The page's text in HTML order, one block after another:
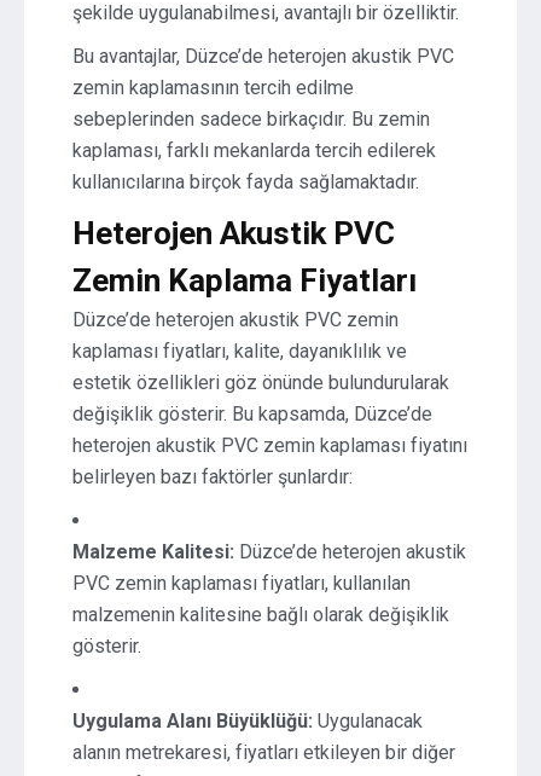
şekilde uygulanabilmesi, avantajlı bir özelliktir.
Bu avantajlar, Düzce’de heterojen akustik PVC
zemin kaplamasının tercih edilme
sebeplerinden sadece birkaçıdır. Bu zemin
kaplaması, farklı mekanlarda tercih edilerek
kullanıcılarına birçok fayda sağlamaktadır.
Heterojen Akustik PVC
Zemin Kaplama Fiyatları
Düzce’de heterojen akustik PVC zemin
kaplaması fiyatları, kalite, dayanıklılık ve
estetik özellikleri göz önünde bulundurularak
değişiklik gösterir. Bu kapsamda, Düzce’de
heterojen akustik PVC zemin kaplaması fiyatını
belirleyen bazı faktörler şunlardır:
Malzeme Kalitesi: Düzce’de heterojen akustik
PVC zemin kaplaması fiyatları, kullanılan
malzemenin kalitesine bağlı olarak değişiklik
gösterir.
Uygulama Alanı Büyüklüğü: Uygulanacak
alanın metrekaresi, fiyatları etkileyen bir diğer